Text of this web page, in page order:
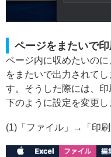
ページをまたいで
ページ内に収めたいの
をまたいで出力されて
す。そうした際には、
下のように設定を変更し
(1)「ファイル」→「印刷